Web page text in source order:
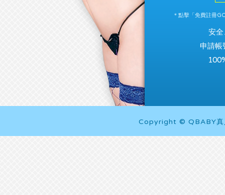
＊點擊「免費註冊
安
申請帳
Copyright © QBABY